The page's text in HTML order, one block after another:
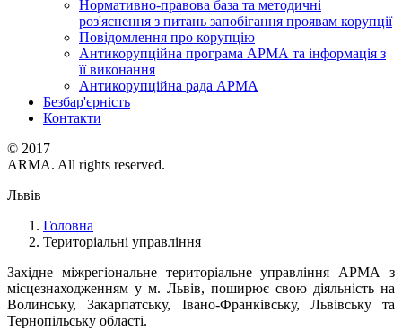
Нормативно-правова база та методичні
роз'яснення з питань запобігання проявам корупції
Повідомлення про корупцію
Антикорупційна програма АРМА та інформація з
її виконання
Антикорупційна рада АРМА
Безбар'єрність
Контакти
© 2017
ARMA. All rights reserved.
Львів
Головна
Територіальні управління
Західне міжрегіональне територіальне управління АРМА з
місцезнаходженням у м. Львів, поширює свою діяльність на
Волинську, Закарпатську, Івано-Франківську, Львівську та
Тернопільську області.